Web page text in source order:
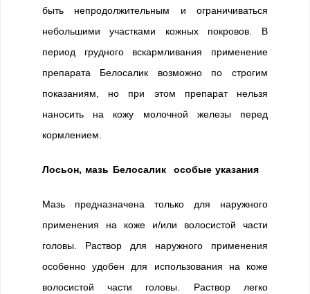
быть непродолжительным и ограничиваться
небольшими участками кожных покровов. В
период грудного вскармливания применение
препарата Белосалик возможно по строгим
показаниям, но при этом препарат нельзя
наносить на кожу молочной железы перед
кормлением.
Лосьон, мазь Белосалик особые указания
Мазь предназначена только для наружного
применения на коже и/или волосистой части
головы. Раствор для наружного применения
особенно удобен для использования на коже
волосистой части головы. Раствор легко